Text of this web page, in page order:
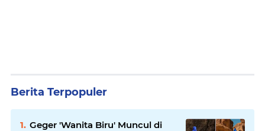
Berita Terpopuler
Geger 'Wanita Biru' Muncul di